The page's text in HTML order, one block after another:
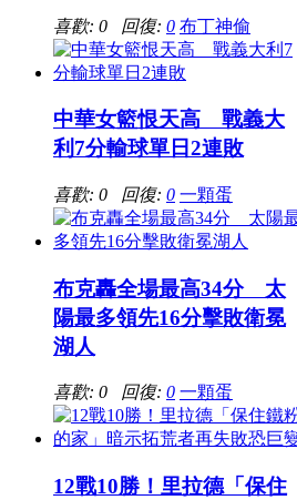
喜歡: 0 回復: 0 布丁神偷
中華女籃恨天高 戰義大
利7分輸球單日2連敗
喜歡: 0 回復: 0 一顆蛋
布克轟全場最高34分 太
陽最多領先16分擊敗衛冕
湖人
喜歡: 0 回復: 0 一顆蛋
12戰10勝！里拉德「保住